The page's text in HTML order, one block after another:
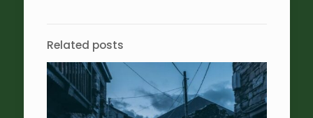
Related posts